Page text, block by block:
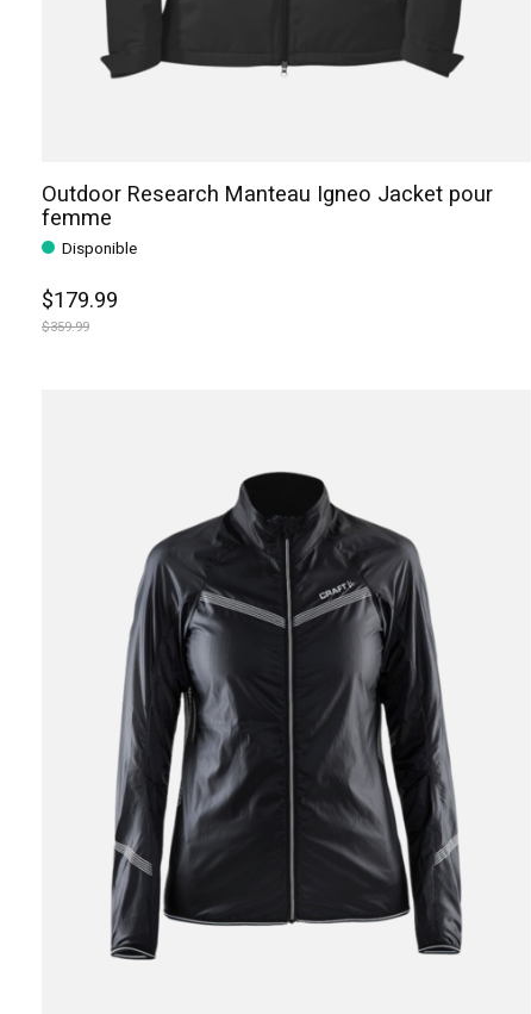
Outdoor Research Manteau Igneo Jacket pour
femme
Disponible
$179.99
$359.99